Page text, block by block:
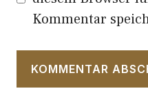
Kommentar